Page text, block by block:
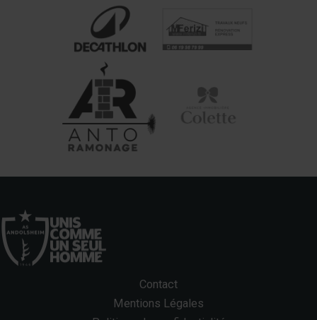
Contact
Mentions Légales